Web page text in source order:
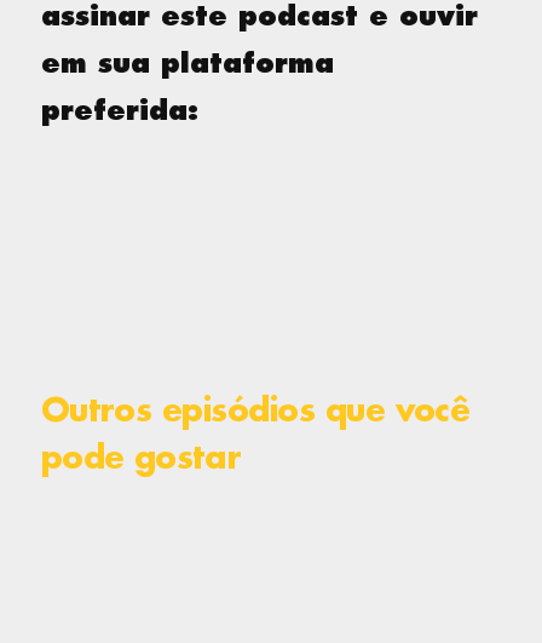
assinar este podcast e ouvir
em sua plataforma
preferida:
Outros episódios que você
pode gostar